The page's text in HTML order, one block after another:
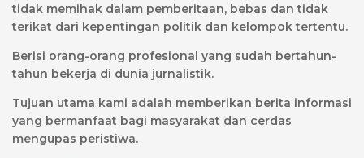
tidak memihak dalam pemberitaan, bebas dan tidak
terikat dari kepentingan politik dan kelompok tertentu.
Berisi orang-orang profesional yang sudah bertahun-
tahun bekerja di dunia jurnalistik.
Tujuan utama kami adalah memberikan berita informasi
yang bermanfaat bagi masyarakat dan cerdas
mengupas peristiwa.